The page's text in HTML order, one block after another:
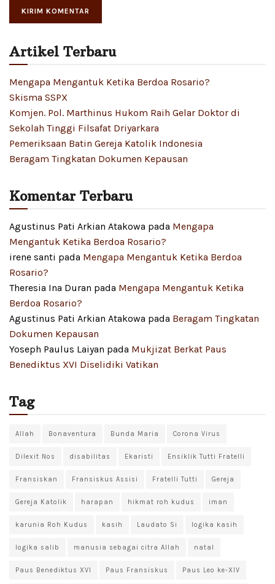
Artikel Terbaru
Mengapa Mengantuk Ketika Berdoa Rosario?
Skisma SSPX
Komjen. Pol. Marthinus Hukom Raih Gelar Doktor di
Sekolah Tinggi Filsafat Driyarkara
Pemeriksaan Batin Gereja Katolik Indonesia
Beragam Tingkatan Dokumen Kepausan
Komentar Terbaru
Agustinus Pati Arkian Atakowa pada Mengapa
Mengantuk Ketika Berdoa Rosario?
irene santi pada Mengapa Mengantuk Ketika Berdoa
Rosario?
Theresia Ina Duran pada Mengapa Mengantuk Ketika
Berdoa Rosario?
Agustinus Pati Arkian Atakowa pada Beragam Tingkatan
Dokumen Kepausan
Yoseph Paulus Laiyan pada Mukjizat Berkat Paus
Benediktus XVI Diselidiki Vatikan
Tag
Allah Bonaventura Bunda Maria Corona Virus
Dilexit Nos disabilitas Ekaristi Ensiklik Tutti Fratelli
Fransiskan Fransiskus Assisi Fratelli Tutti Gereja
Gereja Katolik harapan hikmat roh kudus iman
karunia Roh Kudus kasih Laudato Si logika kasih
logika salib manusia sebagai citra Allah natal
Paus Benediktus XVI Paus Fransiskus Paus Leo ke-XIV